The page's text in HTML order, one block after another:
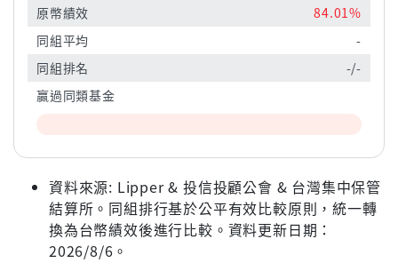
原幣績效
84.01%
同組平均
-
同組排名
-/-
贏過同類基金
資料來源: Lipper & 投信投顧公會 & 台灣集中保管
結算所。同組排行基於公平有效比較原則，統一轉
換為台幣績效後進行比較。資料更新日期：
2026/8/6。